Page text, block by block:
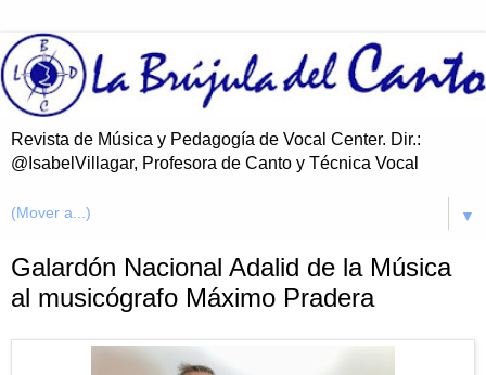
Revista de Música y Pedagogía de Vocal Center. Dir.:
@IsabelVillagar, Profesora de Canto y Técnica Vocal
▼
Galardón Nacional Adalid de la Música
al musicógrafo Máximo Pradera